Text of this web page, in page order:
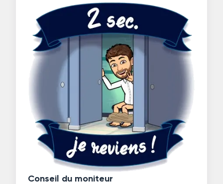
Conseil du moniteur